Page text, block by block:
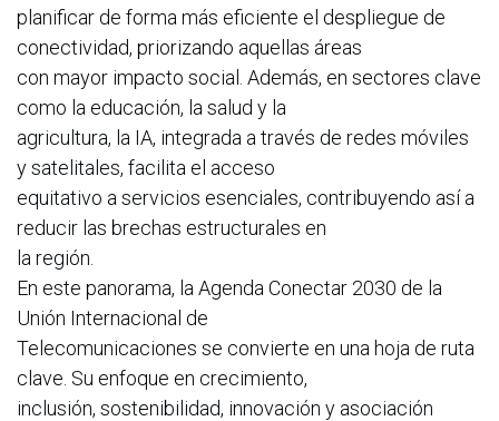
planificar de forma más eficiente el despliegue de
conectividad, priorizando aquellas áreas
con mayor impacto social. Además, en sectores clave
como la educación, la salud y la
agricultura, la IA, integrada a través de redes móviles
y satelitales, facilita el acceso
equitativo a servicios esenciales, contribuyendo así a
reducir las brechas estructurales en
la región.
En este panorama, la Agenda Conectar 2030 de la
Unión Internacional de
Telecomunicaciones se convierte en una hoja de ruta
clave. Su enfoque en crecimiento,
inclusión, sostenibilidad, innovación y asociación